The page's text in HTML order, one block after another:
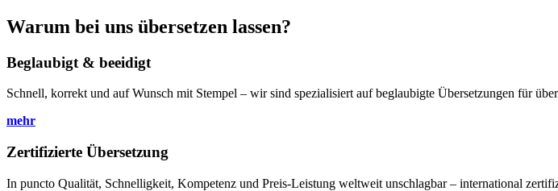
Warum bei uns übersetzen lassen?
Beglaubigt & beeidigt
Schnell, korrekt und auf Wunsch mit Stempel – wir sind spezialisiert auf beglaubigte Übersetzungen für
mehr
Zertifizierte Übersetzung
In puncto Qualität, Schnelligkeit, Kompetenz und Preis-Leistung weltweit unschlagbar – international